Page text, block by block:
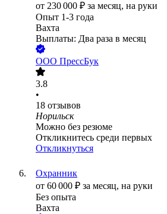
от 230 000 ₽ за месяц, на руки
Опыт 1-3 года
Вахта
Выплаты: Два раза в месяц
ООО ПрессБук
3.8
•
18 отзывов
Норильск
Можно без резюме
Откликнитесь среди первых
Откликнуться
Охранник
от 60 000 ₽ за месяц, на руки
Без опыта
Вахта